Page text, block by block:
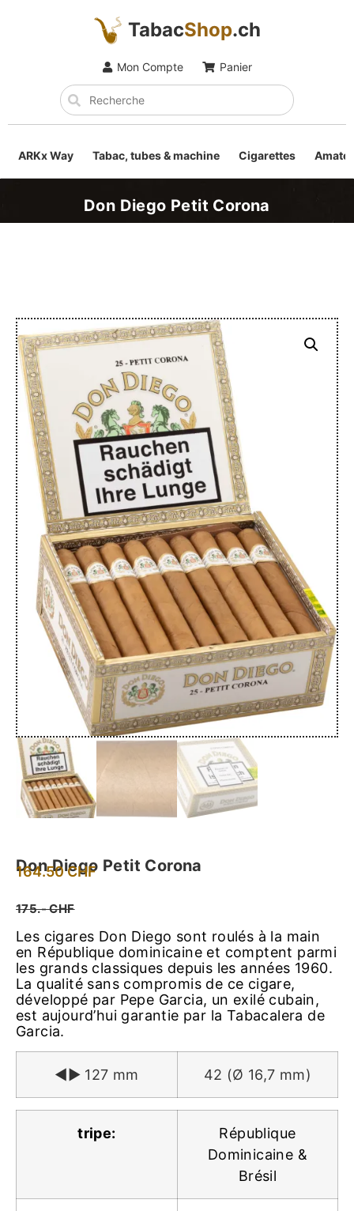
TabacShop.ch
Mon Compte Panier
ARKx Way Tabac, tubes & machine Cigarettes
Don Diego Petit Corona
Don Diego Petit Corona
164.50CHF
175.- CHF
Les cigares Don Diego sont roulés à la main
en République dominicaine et comptent parmi
les grands classiques depuis les années 1960.
La qualité sans compromis de ce cigare,
développé par Pepe Garcia, un exilé cubain,
est aujourd’hui garantie par la Tabacalera de
Garcia.
◄► 127 mm 42 (Ø 16,7 mm)
tripe:
République
Dominicaine &
Brésil